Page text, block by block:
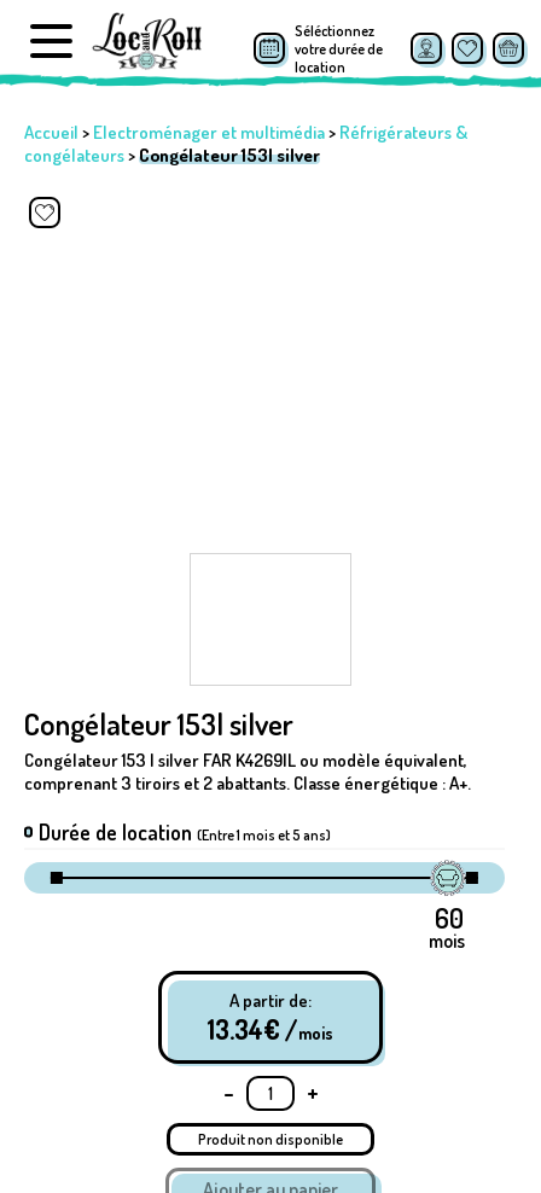
Séléctionnez
votre durée de
location
Accueil > Electroménager et multimédia> Réfrigérateurs &
congélateurs>Congélateur 153l silver
Congélateur 153l silver
Congélateur 153 l silver FAR K4269IL ou modèle équivalent,
comprenant 3 tiroirs et 2 abattants. Classe énergétique : A+.
Durée de location (Entre 1 mois et 5 ans)
mois
A partir de:
13.34€ /mois
- +
Produit non disponible